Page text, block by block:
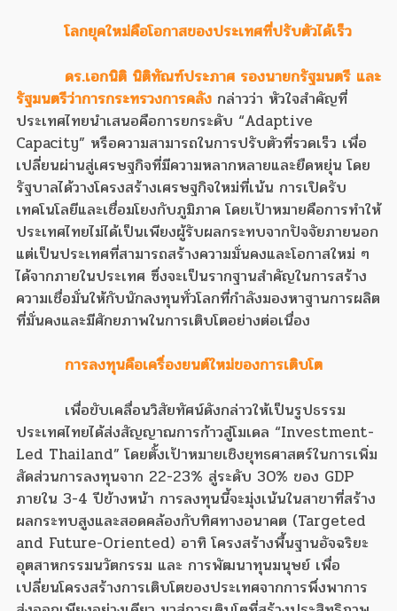
โลกยุคใหม่คือโอกาสของประเทศที่ปรับตัวได้เร็ว
ดร.เอกนิติ นิติทัณฑ์ประภาศ รองนายกรัฐมนตรี และ
รัฐมนตรีว่าการกระทรวงการคลัง กล่าวว่า หัวใจสำคัญที่
ประเทศไทยนำเสนอคือการยกระดับ “Adaptive
Capacity” หรือความสามารถในการปรับตัวที่รวดเร็ว เพื่อ
เปลี่ยนผ่านสู่เศรษฐกิจที่มีความหลากหลายและยืดหยุ่น โดย
รัฐบาลได้วางโครงสร้างเศรษฐกิจใหม่ที่เน้น การเปิดรับ
เทคโนโลยีและเชื่อมโยงกับภูมิภาค โดยเป้าหมายคือการทำให้
ประเทศไทยไม่ได้เป็นเพียงผู้รับผลกระทบจากปัจจัยภายนอก
แต่เป็นประเทศที่สามารถสร้างความมั่นคงและโอกาสใหม่ ๆ
ได้จากภายในประเทศ ซึ่งจะเป็นรากฐานสำคัญในการสร้าง
ความเชื่อมั่นให้กับนักลงทุนทั่วโลกที่กำลังมองหาฐานการผลิต
ที่มั่นคงและมีศักยภาพในการเติบโตอย่างต่อเนื่อง
การลงทุนคือเครื่องยนต์ใหม่ของการเติบโต
เพื่อขับเคลื่อนวิสัยทัศน์ดังกล่าวให้เป็นรูปธรรม
ประเทศไทยได้ส่งสัญญาณการก้าวสู่โมเดล “Investment-
Led Thailand” โดยตั้งเป้าหมายเชิงยุทธศาสตร์ในการเพิ่ม
สัดส่วนการลงทุนจาก 22-23% สู่ระดับ 30% ของ GDP
ภายใน 3-4 ปีข้างหน้า การลงทุนนี้จะมุ่งเน้นในสาขาที่สร้าง
ผลกระทบสูงและสอดคล้องกับทิศทางอนาคต (Targeted
and Future-Oriented) อาทิ โครงสร้างพื้นฐานอัจฉริยะ
อุตสาหกรรมนวัตกรรม และ การพัฒนาทุนมนุษย์ เพื่อ
เปลี่ยนโครงสร้างการเติบโตของประเทศจากการพึ่งพาการ